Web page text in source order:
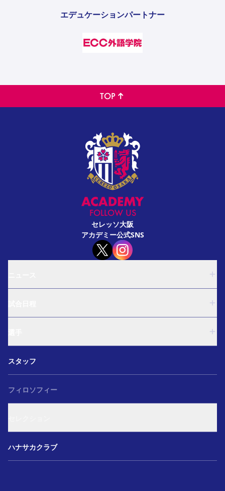
エデュケーションパートナー
TOP
FOLLOW US
セレッソ大阪
アカデミー公式SNS
ガールズU-15
和歌山U-15
ガールズU-15
U-18
和歌山U-15
スタッフ
フィロソフィー
アカデミー セレクション
ハナサカクラブ